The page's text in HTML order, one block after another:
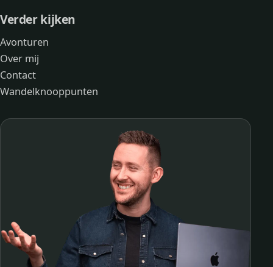
Verder kijken
Avonturen
Over mij
Contact
Wandelknooppunten